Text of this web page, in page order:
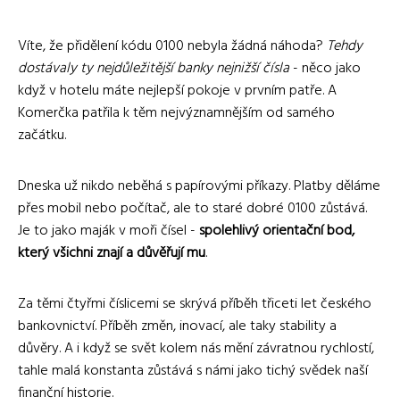
Víte, že přidělení kódu 0100 nebyla žádná náhoda? Tehdy
dostávaly ty nejdůležitější banky nejnižší čísla- něco jako
když v hotelu máte nejlepší pokoje v prvním patře. A
Komerčka patřila k těm nejvýznamnějším od samého
začátku.
Dneska už nikdo neběhá s papírovými příkazy. Platby děláme
přes mobil nebo počítač, ale to staré dobré 0100 zůstává.
Je to jako maják v moři čísel - spolehlivý orientační bod,
který všichni znají a důvěřují mu.
Za těmi čtyřmi číslicemi se skrývá příběh třiceti let českého
bankovnictví. Příběh změn, inovací, ale taky stability a
důvěry. A i když se svět kolem nás mění závratnou rychlostí,
tahle malá konstanta zůstává s námi jako tichý svědek naší
finanční historie.